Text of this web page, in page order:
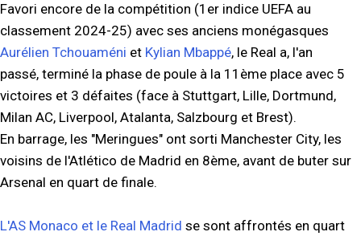
Favori encore de la compétition (1er indice UEFA au
classement 2024-25) avec ses anciens monégasques
Aurélien Tchouaméni et Kylian Mbappé, le Real a, l'an
passé, terminé la phase de poule à la 11ème place avec 5
victoires et 3 défaites (face à Stuttgart, Lille, Dortmund,
Milan AC, Liverpool, Atalanta, Salzbourg et Brest).
En barrage, les "Meringues" ont sorti Manchester City, les
voisins de l'Atlético de Madrid en 8ème, avant de buter sur
Arsenal en quart de finale.
L'AS Monaco et le Real Madrid se sont affrontés en quart